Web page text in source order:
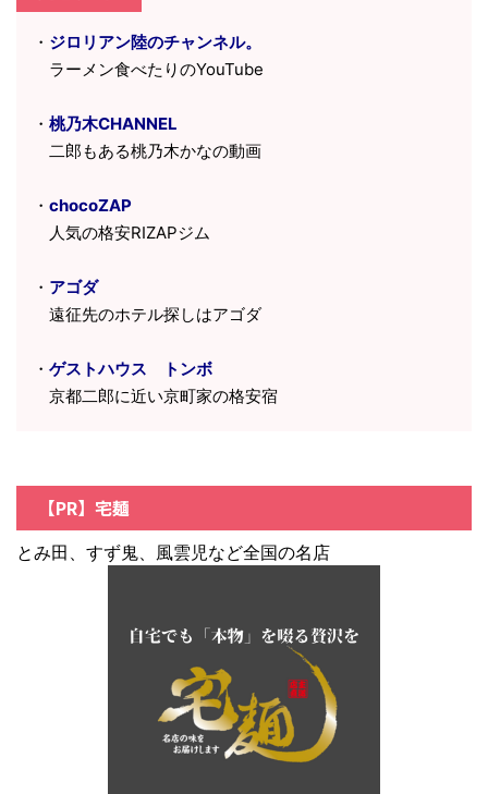
・ ジロリアン陸のチャンネル。
ラーメン食べたりのYouTube
・ 桃乃木CHANNEL
二郎もある桃乃木かなの動画
・ chocoZAP
人気の格安RIZAPジム
・ アゴダ
遠征先のホテル探しはアゴダ
・ ゲストハウス トンボ
京都二郎に近い京町家の格安宿
【PR】宅麺
とみ田、すず鬼、風雲児など全国の名店